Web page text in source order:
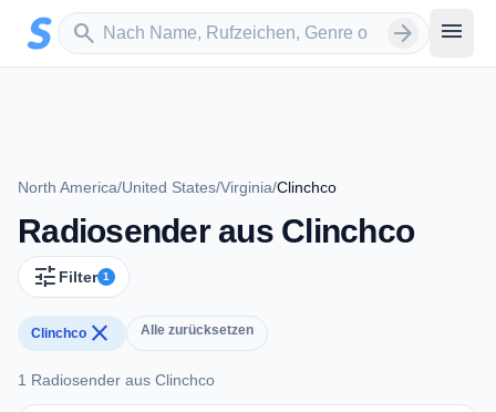
Zum Hauptinhalt springen
search
Sender suchen arrow_forward menu
North America/United States/Virginia/Clinchco
Radiosender aus Clinchco
tune Filter 1
Clinchco close Alle zurücksetzen
1 Radiosender aus Clinchco